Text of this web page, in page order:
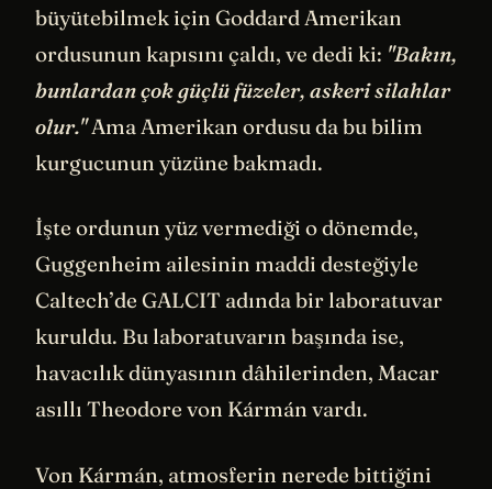
büyütebilmek için Goddard Amerikan
ordusunun kapısını çaldı, ve dedi ki: "Bakın,
bunlardan çok güçlü füzeler, askeri silahlar
olur."Ama Amerikan ordusu da bu bilim
kurgucunun yüzüne bakmadı.
İşte ordunun yüz vermediği o dönemde,
Guggenheim ailesinin maddi desteğiyle
Caltech’de GALCIT adında bir laboratuvar
kuruldu. Bu laboratuvarın başında ise,
havacılık dünyasının dâhilerinden, Macar
asıllı Theodore von Kármán vardı.
Von Kármán, atmosferin nerede bittiğini